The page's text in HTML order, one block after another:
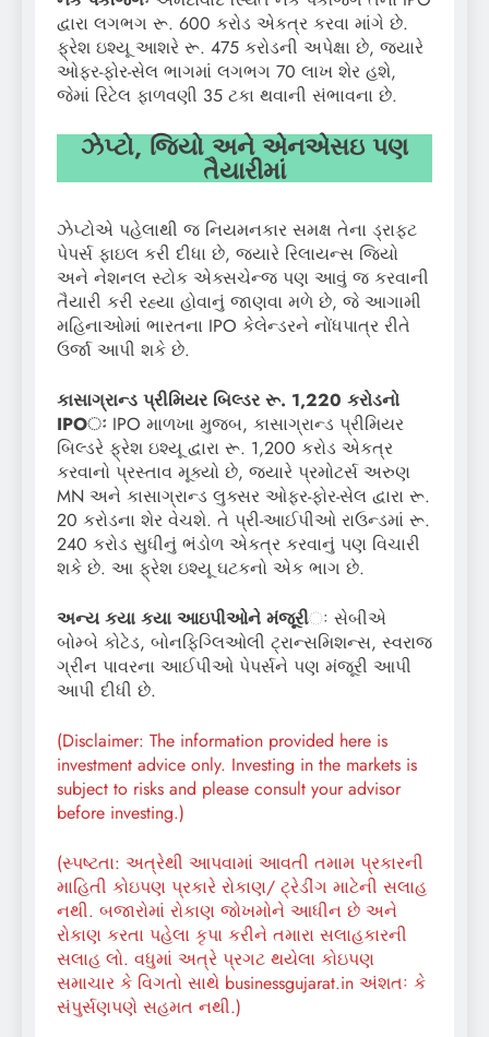
દ્વારા લગભગ રૂ. 600 કરોડ એકત્ર કરવા માંગે છે.
ફ્રેશ ઇશ્યૂ આશરે રૂ. 475 કરોડની અપેક્ષા છે, જ્યારે
ઓફર-ફોર-સેલ ભાગમાં લગભગ 70 લાખ શેર હશે,
જેમાં રિટેલ ફાળવણી 35 ટકા થવાની સંભાવના છે.
ઝેપ્ટો, જિયો અને એનએસઇ પણ
તૈયારીમાં
ઝેપ્ટોએ પહેલાથી જ નિયમનકાર સમક્ષ તેના ડ્રાફ્ટ
પેપર્સ ફાઇલ કરી દીધા છે, જ્યારે રિલાયન્સ જિયો
અને નેશનલ સ્ટોક એક્સચેન્જ પણ આવું જ કરવાની
તૈયારી કરી રહ્યા હોવાનું જાણવા મળે છે, જે આગામી
મહિનાઓમાં ભારતના IPO કેલેન્ડરને નોંધપાત્ર રીતે
ઉર્જા આપી શકે છે.
કાસાગ્રાન્ડ પ્રીમિયર બિલ્ડર રૂ. 1,220 કરોડનો
IPOઃ IPO માળખા મુજબ, કાસાગ્રાન્ડ પ્રીમિયર
બિલ્ડરે ફ્રેશ ઇશ્યૂ દ્વારા રૂ. 1,200 કરોડ એકત્ર
કરવાનો પ્રસ્તાવ મૂક્યો છે, જ્યારે પ્રમોટર્સ અરુણ
MN અને કાસાગ્રાન્ડ લુક્સર ઓફર-ફોર-સેલ દ્વારા રૂ.
20 કરોડના શેર વેચશે. તે પ્રી-આઈપીઓ રાઉન્ડમાં રૂ.
240 કરોડ સુધીનું ભંડોળ એકત્ર કરવાનું પણ વિચારી
શકે છે. આ ફ્રેશ ઇશ્યૂ ઘટકનો એક ભાગ છે.
અન્ય કયા કયા આઇપીઓને મંજૂરીઃ સેબીએ
બોમ્બે કોટેડ, બોનફિગ્લિઓલી ટ્રાન્સમિશન્સ, સ્વરાજ
ગ્રીન પાવરના આઈપીઓ પેપર્સને પણ મંજૂરી આપી
આપી દીધી છે.
(Disclaimer: The information provided here is
investment advice only. Investing in the markets is
subject to risks and please consult your advisor
before investing.)
(સ્પષ્ટતા: અત્રેથી આપવામાં આવતી તમામ પ્રકારની
માહિતી કોઇપણ પ્રકારે રોકાણ/ ટ્રેડીંગ માટેની સલાહ
નથી. બજારોમાં રોકાણ જોખમોને આધીન છે અને
રોકાણ કરતા પહેલા કૃપા કરીને તમારા સલાહકારની
સલાહ લો. વધુમાં અત્રે પ્રગટ થયેલા કોઇપણ
સમાચાર કે વિગતો સાથે businessgujarat.in અંશતઃ કે
સંપુર્સણપણે સહમત નથી.)